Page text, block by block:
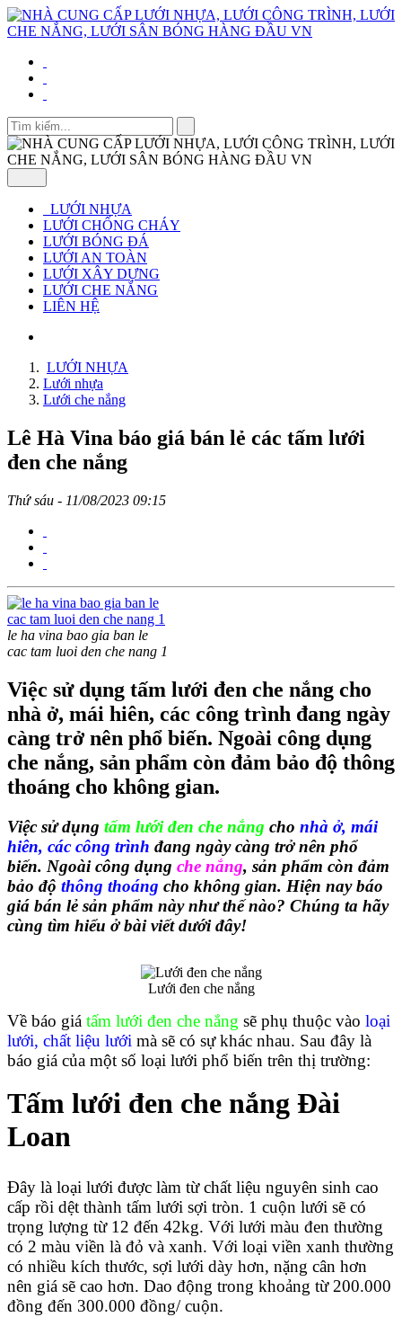
LƯỚI NHỰA
LƯỚI CHỐNG CHÁY
LƯỚI BÓNG ĐÁ
LƯỚI AN TOÀN
LƯỚI XÂY DỰNG
LƯỚI CHE NẮNG
LIÊN HỆ
LƯỚI NHỰA
Lưới nhựa
Lưới che nắng
Lê Hà Vina báo giá bán lẻ các tấm lưới
đen che nắng
Thứ sáu - 11/08/2023 09:15
le ha vina bao gia ban le
cac tam luoi den che nang 1
Việc sử dụng tấm lưới đen che nắng cho
nhà ở, mái hiên, các công trình đang ngày
càng trở nên phổ biến. Ngoài công dụng
che nắng, sản phẩm còn đảm bảo độ thông
thoáng cho không gian.
Việc sử dụng tấm lưới đen che nắng cho nhà ở, mái
hiên, các công trình đang ngày càng trở nên phổ
biến. Ngoài công dụng che nắng, sản phẩm còn đảm
bảo độ thông thoáng cho không gian. Hiện nay báo
giá bán lẻ sản phẩm này như thế nào? Chúng ta hãy
cùng tìm hiểu ở bài viết dưới đây!
Lưới đen che nắng
Về báo giá tấm lưới đen che nắng sẽ phụ thuộc vào loại
lưới, chất liệu lưới mà sẽ có sự khác nhau. Sau đây là
báo giá của một số loại lưới phổ biến trên thị trường:
Tấm lưới đen che nắng Đài
Loan
Đây là loại lưới được làm từ chất liệu nguyên sinh cao
cấp rồi dệt thành tấm lưới sợi tròn. 1 cuộn lưới sẽ có
trọng lượng từ 12 đến 42kg. Với lưới màu đen thường
có 2 màu viền là đỏ và xanh. Với loại viền xanh thường
có nhiều kích thước, sợi lưới dày hơn, nặng cân hơn
nên giá sẽ cao hơn. Dao động trong khoảng từ 200.000
đồng đến 300.000 đồng/ cuộn.